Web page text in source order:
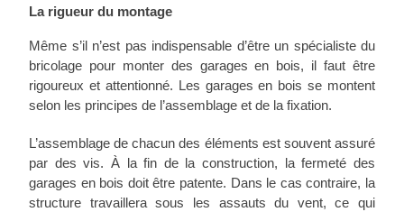
La rigueur du montage
Même s’il n’est pas indispensable d’être un spécialiste du
bricolage pour monter des garages en bois, il faut être
rigoureux et attentionné. Les garages en bois se montent
selon les principes de l’assemblage et de la fixation.
L’assemblage de chacun des éléments est souvent assuré
par des vis. À la fin de la construction, la fermeté des
garages en bois doit être patente. Dans le cas contraire, la
structure travaillera sous les assauts du vent, ce qui